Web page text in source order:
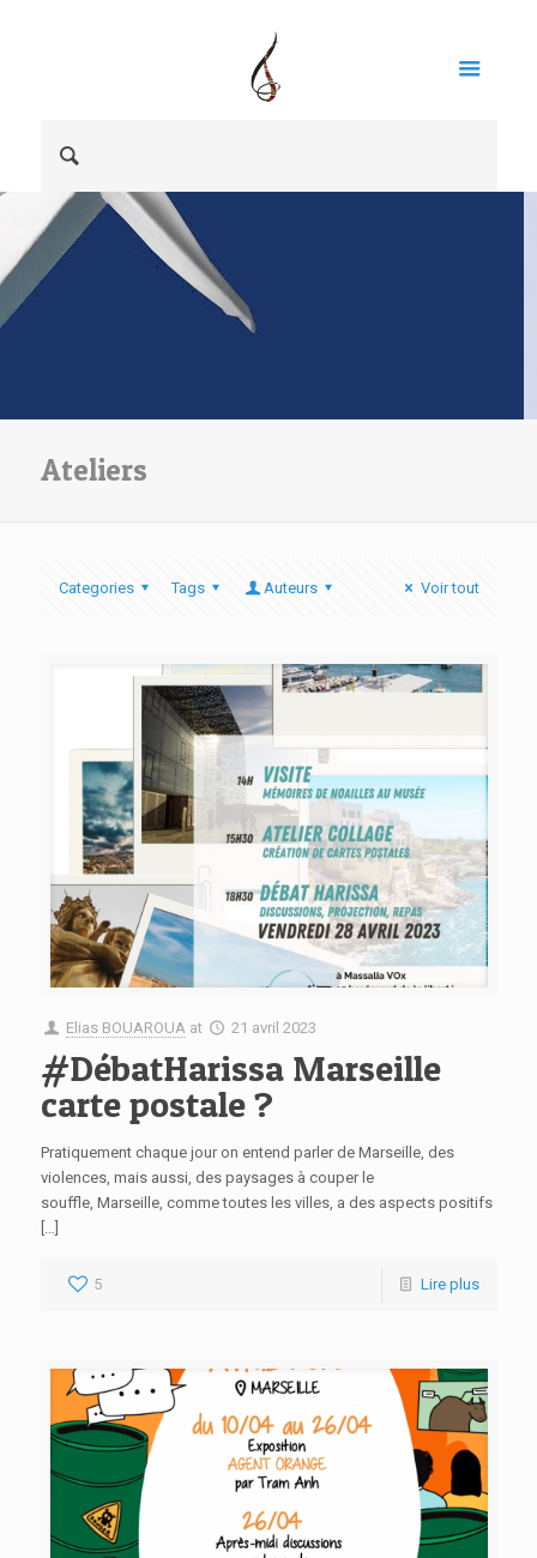
Ateliers
Categories Tags Auteurs Voir tout
Elias BOUAROUA at 21 avril 2023
#DébatHarissa Marseille
carte postale ?
Pratiquement chaque jour on entend parler de Marseille, des
violences, mais aussi, des paysages à couper le
souffle, Marseille, comme toutes les villes, a des aspects positifs
[…]
5 Lire plus